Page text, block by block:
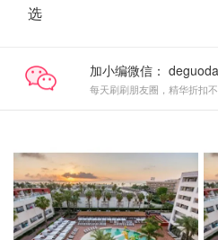
选
加小编微信：
每天刷刷朋友圈，精华折扣